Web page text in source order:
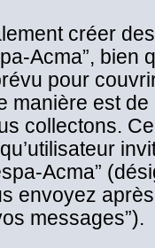
créer
Acma”,
pour
manière est
collectons.
Acma”
envoyez
messages”).